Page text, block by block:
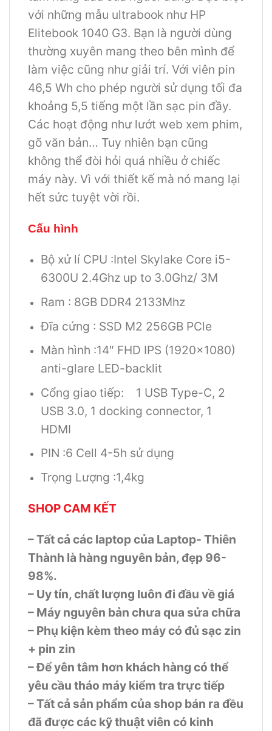
với những mẫu ultrabook như HP
Elitebook 1040 G3. Bạn là người dùng
thường xuyên mang theo bên mình để
làm việc cũng như giải trí. Với viên pin
46,5 Wh cho phép người sử dụng tối đa
khoảng 5,5 tiếng một lần sạc pin đầy.
Các hoạt động như lướt web xem phim,
gõ văn bản… Tuy nhiên bạn cũng
không thể đòi hỏi quá nhiều ở chiếc
máy này. Vì với thiết kế mà nó mang lại
hết sức tuyệt vời rồi.
Cấu hình
Bộ xử lí CPU :Intel Skylake Core i5-
6300U 2.4Ghz up to 3.0Ghz/ 3M
Ram : 8GB DDR4 2133Mhz
Đĩa cứng : SSD M2 256GB PCle
Màn hình :14″ FHD IPS (1920×1080)
anti-glare LED-backlit
Cổng giao tiếp: 1 USB Type-C, 2
USB 3.0, 1 docking connector, 1
HDMI
PIN :6 Cell 4-5h sử dụng
Trọng Lượng :1,4kg
SHOP CAM KẾT
– Tất cả các laptop của Laptop- Thiên
Thành là hàng nguyên bản, đẹp 96-
98%.
– Uy tín, chất lượng luôn đi đầu về giá
– Máy nguyên bản chưa qua sửa chữa
– Phụ kiện kèm theo máy có đủ sạc zin
+ pin zin
– Để yên tâm hơn khách hàng có thể
yêu cầu tháo máy kiểm tra trực tiếp
– Tất cả sản phẩm của shop bán ra đều
đã được các kỹ thuật viên có kinh